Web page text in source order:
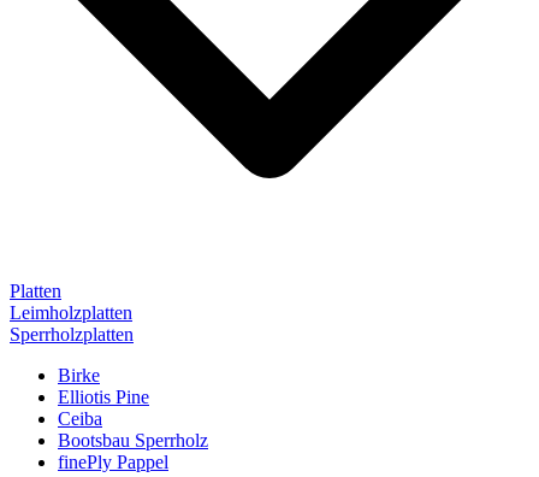
Platten
Leimholzplatten
Sperrholzplatten
Birke
Elliotis Pine
Ceiba
Bootsbau Sperrholz
finePly Pappel